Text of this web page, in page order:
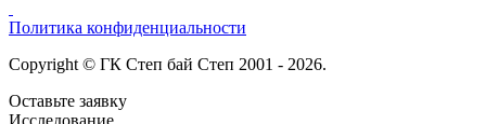
Политика конфиденциальности
Copyright © ГК Степ бай Степ 2001 - 2026.
Оставьте заявку
Исследование